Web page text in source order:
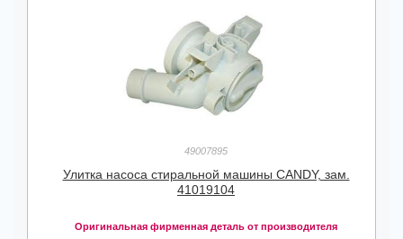
49007895
Улитка насоса стиральной машины CANDY, зам.
41019104
Оригинальная фирменная деталь от производителя